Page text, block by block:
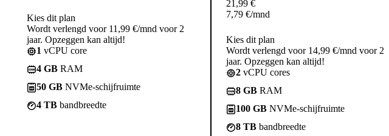
Kies dit plan
Wordt verlengd voor 11,99 €/mnd voor 2
jaar. Opzeggen kan altijd!
1 vCPU core
4 GB RAM
50 GB NVMe-schijfruimte
4 TB bandbreedte
21,99 €
7,79 €/mnd
Kies dit plan
Wordt verlengd voor 14,99 €/mnd voor 2
jaar. Opzeggen kan altijd!
2 vCPU cores
8 GB RAM
100 GB NVMe-schijfruimte
8 TB bandbreedte